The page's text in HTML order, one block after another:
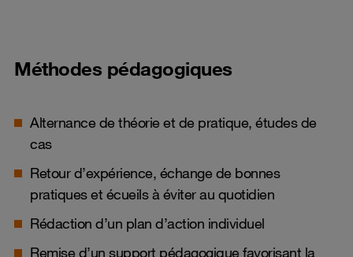
Méthodes pédagogiques
Alternance de théorie et de pratique, études de
cas
Retour d’expérience, échange de bonnes
pratiques et écueils à éviter au quotidien
Rédaction d’un plan d’action individuel
Remise d’un support pédagogique favorisant la